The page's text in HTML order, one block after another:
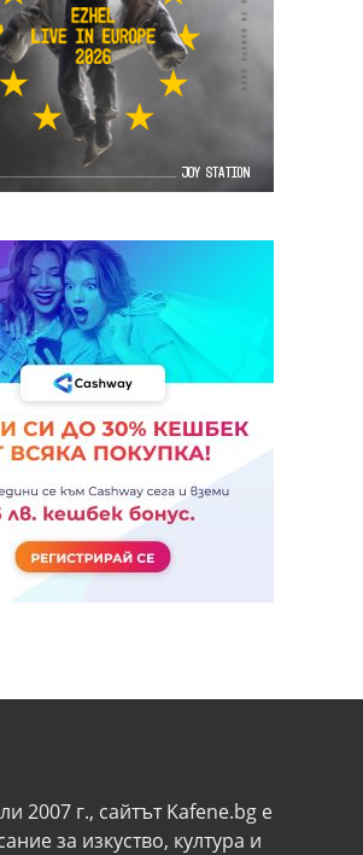
2007 г., сайтът Kafene.bg e
за изкуство, култура и